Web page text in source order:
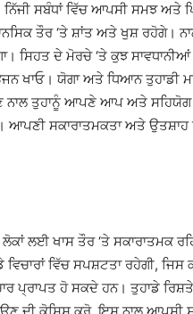
ਨਿੱਜੀ ਸਬੰਧਾਂ ਵਿੱਚ ਆਪਸੀ ਸਮਝ
ਤੌਰ ‘ਤੇ ਸ਼ਾਂਤ ਅਤੇ ਖੁਸ਼ ਰਹੋਗੇ।
ਸਿਹਤ ਦੇ ਮੋਰਚੇ ‘ਤੇ ਕੁਝ
ਖਾਓ। ਯੋਗਾ ਅਤੇ ਧਿਆਨ ਤੁਹਾਡੀ
ਨਾਲ ਤੁਹਾਨੂੰ ਆਪਣੇ ਆਪ ਅਤੇ ਸਹਿਯੋਗ
ਆਪਣੀ ਸਕਾਰਾਤਮਕਤਾ ਅਤੇ
ਲਈ ਖਾਸ ਤੌਰ ‘ਤੇ ਸਕਾਰਾਤਮਕ
ਵਿੱਚ ਸਪਸ਼ਟਤਾ ਰਹੇਗੀ,
ਪ੍ਰਾਪਤ ਹੋ ਸਕਦੇ ਹਨ। ਤੁਹਾਡੇ